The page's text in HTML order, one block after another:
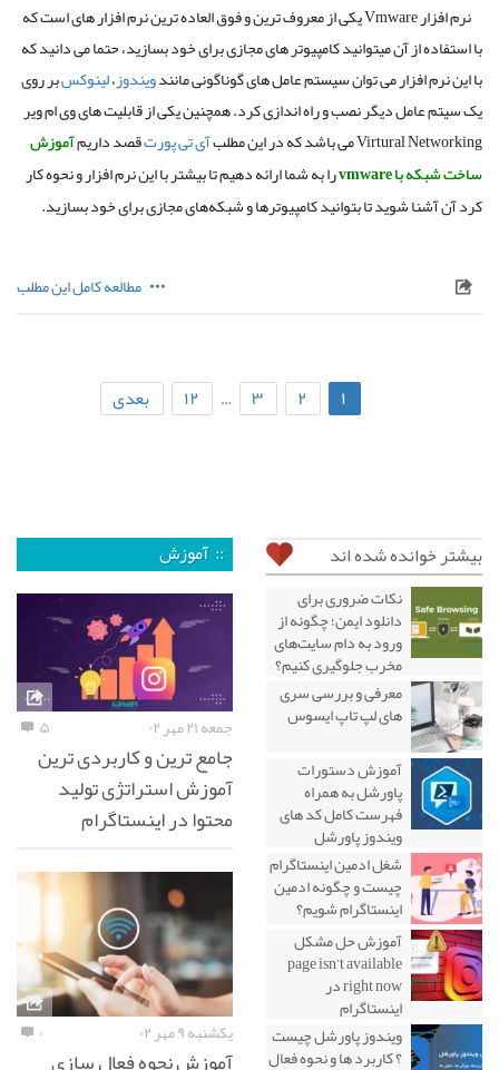
نرم افزار Vmware یکی از معروف ترین و فوق العاده ترین نرم افزار های است که
با استفاده از آن میتوانید کامپیوتر های مجازی برای خود بسازید، حتما می دانید که
با این نرم افزار می توان سیستم‌ عامل های گوناگونی مانندویندوز،لینوکسبر روی
یک سیتم عامل دیگر نصب و راه اندازی کرد. همچنین یکی از قابلیت های وی ام ویر
Virtural Networking می باشد که در این مطلب
آی تی پورتقصد داریمآموزش
ساخت شبکه با vmware
را به شما ارائه دهیم تا بیشتر با این نرم افزار و نحوه کار
کرد آن آشنا شوید تا بتوانید کامپیوترها و شبکه‌های مجازی برای خود بسازید.
مطالعه کامل این مطلب
۱ ۲ ۳ … ۱۲ بعدی
بیشتر خوانده شده اند
نکات ضروری برای
دانلود ایمن؛ چگونه از
ورود به دام سایت‌های
مخرب جلوگیری کنیم؟
معرفی و بررسی سری
های لپ تاپ ایسوس
آموزش دستورات
پاورشل به همراه
فهرست کامل کد های
ویندوز پاورشل
شغل ادمین اینستاگرام
چیست و چگونه ادمین
اینستاگرام شویم؟
آموزش حل مشکل
page isn’t available
right now در
اینستاگرام
ویندوز پاورشل چیست
؟ کاربرد ها و نحوه فعال
:: آموزش
جمعه ۲۱ مهر ۰۲ ۵
جامع ترین و کاربردی ترین
آموزش استراتژی تولید
محتوا در اینستاگرام
یکشنبه ۹ مهر ۰۲ ۰
آموزش نحوه فعال سازی